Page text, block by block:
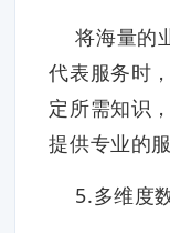
将海量的
代表服务时
定所需知识
提供专业的
5.多维度